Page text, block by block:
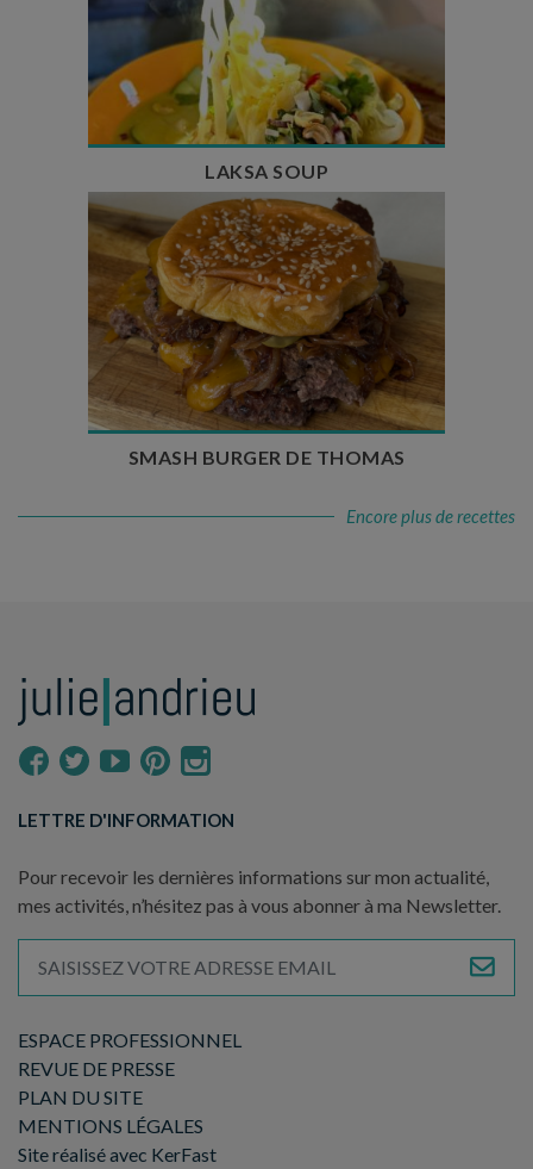
Temps de préparation : 40 min
Temps de cuisson : 25 min
Nombre de couverts : 4
LAKSA SOUP
Temps de préparation : 20 min
Temps de cuisson : 5 à 10 min
Nombre de couverts : 4
SMASH BURGER DE THOMAS
Encore plus de recettes
ESPACE PROFESSIONNEL
REVUE DE PRESSE
PLAN DU SITE
MENTIONS LÉGALES
Site réalisé avec KerFast
LETTRE D'INFORMATION
Pour recevoir les dernières informations sur mon actualité,
mes activités, n’hésitez pas à vous abonner à ma Newsletter.